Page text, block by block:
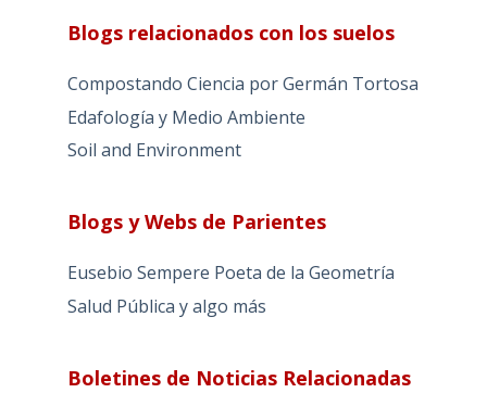
Blogs relacionados con los suelos
Compostando Ciencia por Germán Tortosa
Edafología y Medio Ambiente
Soil and Environment
Blogs y Webs de Parientes
Eusebio Sempere Poeta de la Geometría
Salud Pública y algo más
Boletines de Noticias Relacionadas